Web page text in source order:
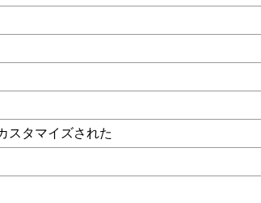
スタマイズされた